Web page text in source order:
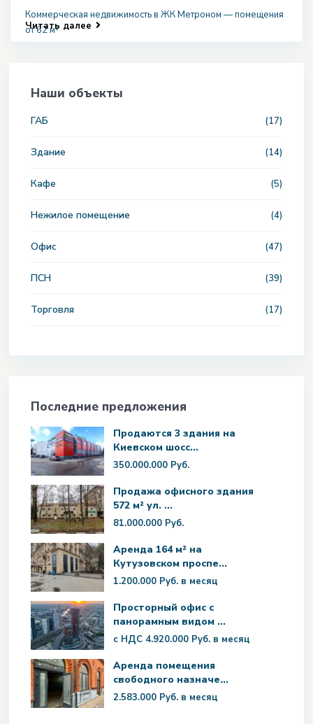
Коммерческая недвижимость в ЖК Метроном — помещения
от 62 м²
Читать далее
Наши объекты
ГАБ (17)
Здание (14)
Кафе (5)
Нежилое помещение (4)
Офис (47)
ПСН (39)
Торговля (17)
Последние предложения
Продаются 3 здания на
Киевском шосс...
350.000.000 Руб.
Продажа офисного здания
572 м² ул. ...
81.000.000 Руб.
Аренда 164 м² на
Кутузовском проспе...
1.200.000 Руб. в месяц
Просторный офис с
панорамным видом ...
с НДС 4.920.000 Руб. в месяц
Аренда помещения
свободного назначе...
2.583.000 Руб. в месяц